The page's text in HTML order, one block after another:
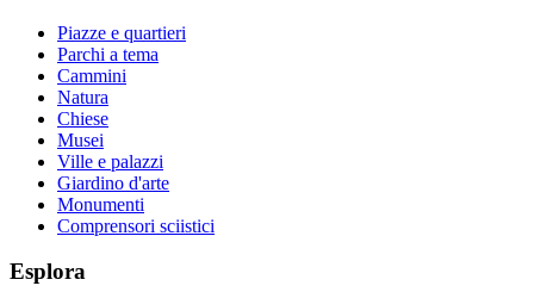
Piazze e quartieri
Parchi a tema
Cammini
Natura
Chiese
Musei
Ville e palazzi
Giardino d'arte
Monumenti
Comprensori sciistici
Esplora